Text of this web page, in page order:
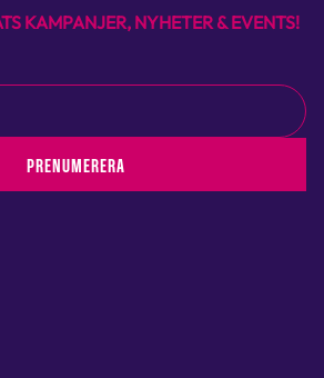
KAMPANJER, NYHETER & EVENTS!
PRENUMERERA